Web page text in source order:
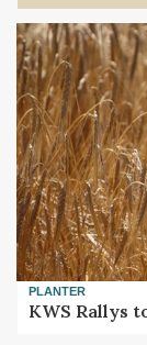
PLANTER
KWS Rallys